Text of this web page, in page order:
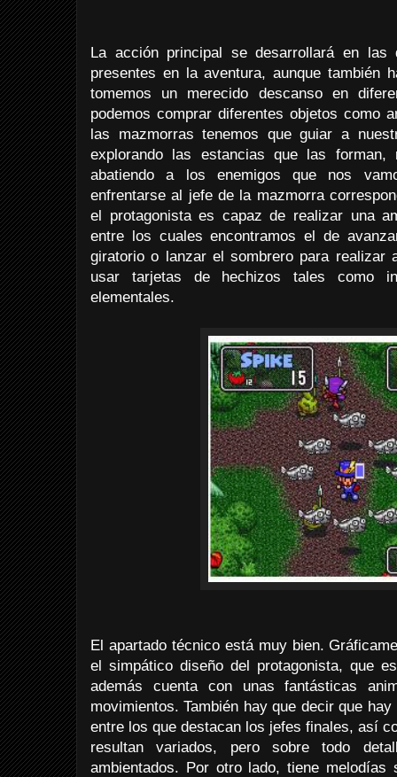
La acción principal se desarrollará en las
presentes en la aventura, aunque también
tomemos un merecido descanso en
podemos comprar diferentes objetos como
las mazmorras tenemos que guiar a
explorando las estancias que las forman,
abatiendo a los enemigos que nos
enfrentarse al jefe de la mazmorra
el protagonista es capaz de realizar una
entre los cuales encontramos el de
giratorio o lanzar el sombrero para realizar
usar tarjetas de hechizos tales como
elementales.
El apartado técnico está muy bien.
el simpático diseño del protagonista, que
además cuenta con unas fantásticas
movimientos. También hay que decir que
entre los que destacan los jefes finales, así
resultan variados, pero sobre todo
ambientados. Por otro lado, tiene